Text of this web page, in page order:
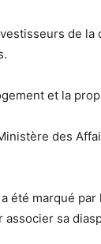
de
et la
des
été marqué
sa